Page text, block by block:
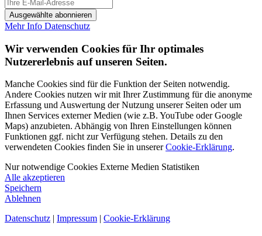
Ausgewählte abonnieren
Mehr Info Datenschutz
Wir verwenden Cookies für Ihr optimales
Nutzererlebnis auf unseren Seiten.
Manche Cookies sind für die Funktion der Seiten notwendig.
Andere Cookies nutzen wir mit Ihrer Zustimmung für die anonyme
Erfassung und Auswertung der Nutzung unserer Seiten oder um
Ihnen Services externer Medien (wie z.B. YouTube oder Google
Maps) anzubieten. Abhängig von Ihren Einstellungen können
Funktionen ggf. nicht zur Verfügung stehen. Details zu den
verwendeten Cookies finden Sie in unsererCookie-Erklärung.
Nur notwendige Cookies Externe Medien Statistiken
Alle akzeptieren
Speichern
Ablehnen
Datenschutz | Impressum | Cookie-Erklärung